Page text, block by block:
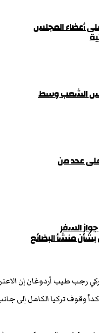
أعضاء المجلس
الشعب وسط
على عدد من
السفر
منشأ البضائع
رجب طيب أردوغان إن
وقوف تركيا الكامل إلى